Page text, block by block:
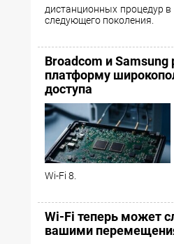
дистанционных процедур
следующего поколения.
Broadcom и Samsung
платформу
доступа
Wi-Fi 8.
Wi-Fi теперь может
вашими